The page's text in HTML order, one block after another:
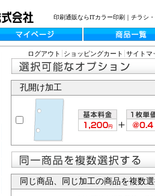
印刷通販ならITカラー印刷｜チラシ
ログアウト ショッピングカート サイトマ
孔開け加工
同じ商品、同じ加工の商品を複数